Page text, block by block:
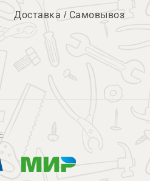
Доставка / Самовывоз